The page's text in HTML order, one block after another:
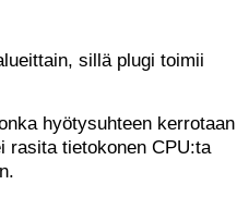
sillä plugi toimii
hyötysuhteen kerrotaan
rasita tietokonen CPU:ta